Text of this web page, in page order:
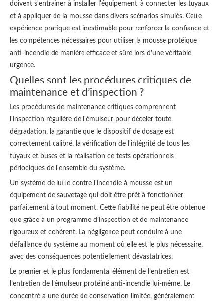
doivent s'entraîner à installer l'équipement, à connecter les tuyaux
et à appliquer de la mousse dans divers scénarios simulés. Cette
expérience pratique est inestimable pour renforcer la confiance et
les compétences nécessaires pour utiliser la mousse protéique
anti-incendie de manière efficace et sûre lors d'une véritable
urgence.
Quelles sont les procédures critiques de
maintenance et d’inspection ?
Les procédures de maintenance critiques comprennent
l'inspection régulière de l'émulseur pour déceler toute
dégradation, la garantie que le dispositif de dosage est
correctement calibré, la vérification de l'intégrité de tous les
tuyaux et buses et la réalisation de tests opérationnels
périodiques de l'ensemble du système.
Un système de lutte contre l'incendie à mousse est un
équipement de sauvetage qui doit être prêt à fonctionner
parfaitement à tout moment. Cette fiabilité ne peut être obtenue
que grâce à un programme d’inspection et de maintenance
rigoureux et cohérent. La négligence peut conduire à une
défaillance du système au moment où elle est le plus nécessaire,
avec des conséquences potentiellement dévastatrices.
Le premier et le plus fondamental élément de l’entretien est
l’entretien de l’émulseur protéiné anti-incendie lui-même. Le
concentré a une durée de conservation limitée, généralement